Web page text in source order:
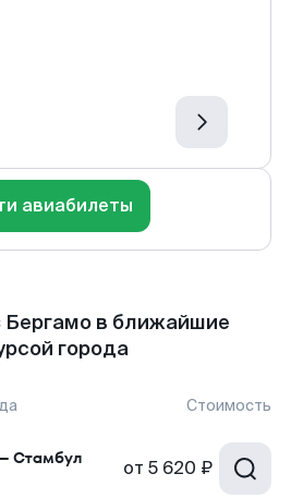
авиабилеты
Бергамо в ближайшие
города
Стоимость
Стамбул от 5 620 ₽